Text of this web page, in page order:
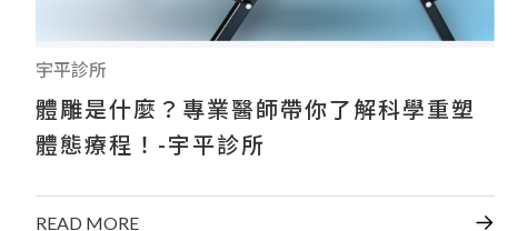
宇平診所
體雕是什麼？專業醫師帶你了解科學重塑
體態療程！-宇平診所
READ MORE